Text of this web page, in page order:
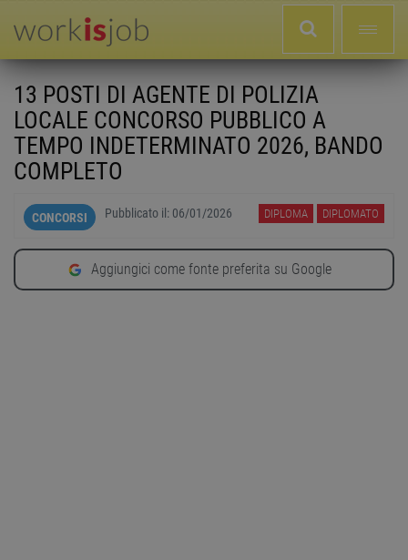
13 POSTI DI AGENTE DI POLIZIA
LOCALE CONCORSO PUBBLICO A
TEMPO INDETERMINATO 2026, BANDO
COMPLETO
CONCORSI Pubblicato il: 06/01/2026 DIPLOMA DIPLOMATO
Aggiungici come fonte preferita su Google